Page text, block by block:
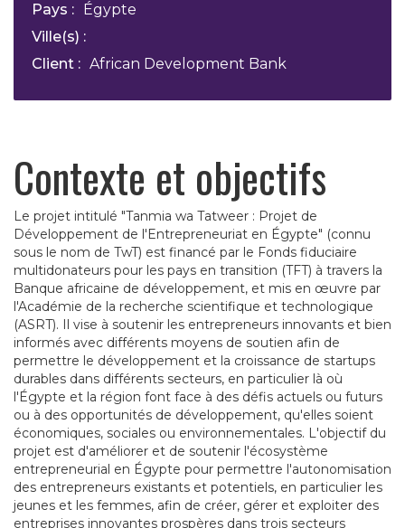
Pays :
Égypte
Ville(s) :
Client : African Development Bank
Contexte et objectifs
Le projet intitulé "Tanmia wa Tatweer : Projet de
Développement de l'Entrepreneuriat en Égypte" (connu
sous le nom de TwT) est financé par le Fonds fiduciaire
multidonateurs pour les pays en transition (TFT) à travers la
Banque africaine de développement, et mis en œuvre par
l'Académie de la recherche scientifique et technologique
(ASRT). Il vise à soutenir les entrepreneurs innovants et bien
informés avec différents moyens de soutien afin de
permettre le développement et la croissance de startups
durables dans différents secteurs, en particulier là où
l'Égypte et la région font face à des défis actuels ou futurs
ou à des opportunités de développement, qu'elles soient
économiques, sociales ou environnementales. L'objectif du
projet est d'améliorer et de soutenir l'écosystème
entrepreneurial en Égypte pour permettre l'autonomisation
des entrepreneurs existants et potentiels, en particulier les
jeunes et les femmes, afin de créer, gérer et exploiter des
entreprises innovantes prospères dans trois secteurs